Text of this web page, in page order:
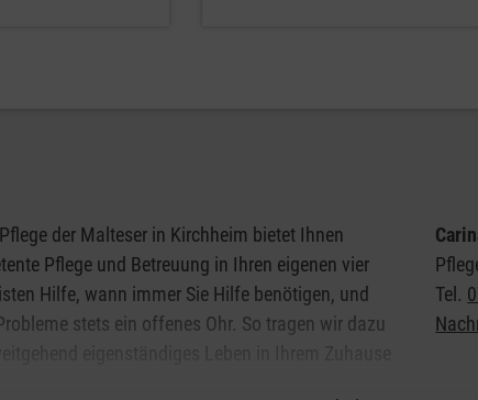
der Malteser in Kirchheim bietet Ihnen
Pflege und Betreuung in Ihren eigenen vier
Hilfe, wann immer Sie Hilfe benötigen, und
stets ein offenes Ohr. So tragen wir dazu
Tel.